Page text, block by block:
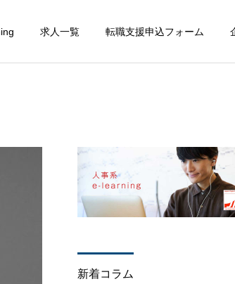
求人一覧 転職支援申込フォーム
新着コラム